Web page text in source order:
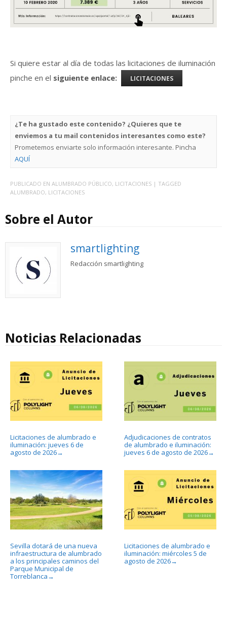
Si quiere estar al día de todas las licitaciones de iluminación
pinche en el siguiente enlace: LICITACIONES
¿Te ha gustado este contenido? ¿Quieres que te
enviemos a tu mail contenidos interesantes como este?
Prometemos enviarte solo información interesante. Pincha
AQUÍ
PUBLICADO EN ALUMBRADO PÚBLICO, LICITACIONES | TAGGED
ALUMBRADO, LICITACIONES
Sobre el Autor
smartlighting
Redacción smartlighting
Noticias Relacionadas
Licitaciones de alumbrado e
iluminación: jueves 6 de
agosto de 2026→
Adjudicaciones de contratos
de alumbrado e iluminación:
jueves 6 de agosto de 2026→
Sevilla dotará de una nueva
infraestructura de alumbrado
a los principales caminos del
Parque Municipal de
Torreblanca →
Licitaciones de alumbrado e
iluminación: miércoles 5 de
agosto de 2026→